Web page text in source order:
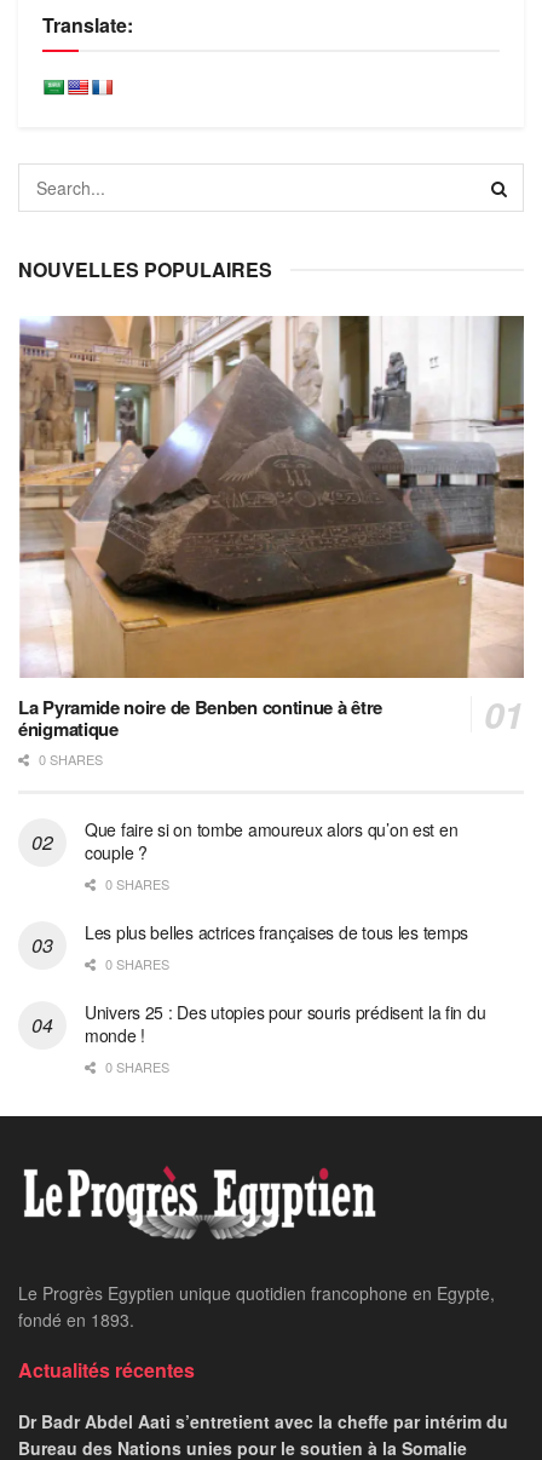
Translate:
NOUVELLES POPULAIRES
La Pyramide noire de Benben continue à être
énigmatique
0 SHARES
Que faire si on tombe amoureux alors qu’on est en
couple ?
0 SHARES
Les plus belles actrices françaises de tous les temps
0 SHARES
Univers 25 : Des utopies pour souris prédisent la fin du
monde !
0 SHARES
Le Progrès Egyptien unique quotidien francophone en Egypte,
fondé en 1893.
Actualités récentes
Dr Badr Abdel Aati s’entretient avec la cheffe par intérim du
Bureau des Nations unies pour le soutien à la Somalie